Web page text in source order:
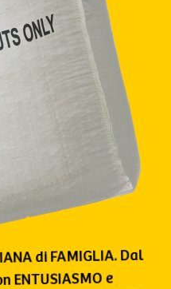
di FAMIGLIA. Dal
ENTUSIASMO e